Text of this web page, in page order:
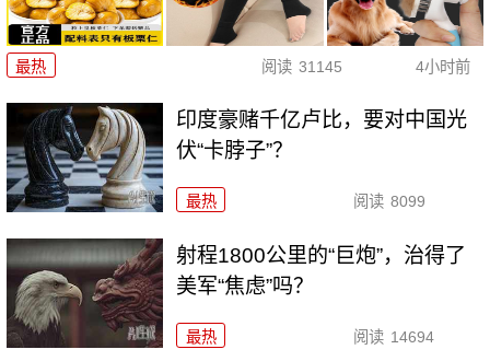
最热 阅读 31145 4小时前
印度豪赌千亿卢比，要对中国光
伏“卡脖子”？
最热 阅读 8099
射程1800公里的“巨炮”，治得了
美军“焦虑”吗？
最热 阅读 14694